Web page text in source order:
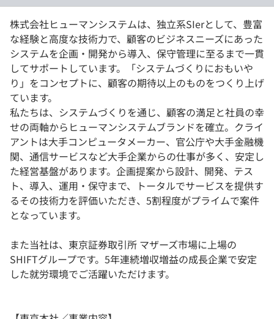
法人向けプラン
学校向けプラン
契約内容・クーポン
株式会社ヒューマンシステムは、独立系SIerとして、豊富
な経験と高度な技術力で、顧客のビジネスニーズにあった
システムを企画・開発から導入、保守管理に至るまで一貫
してサポートしています。「システムづくりにおもいや
り」をコンセプトに、顧客の期待以上のものをつくり上げ
ています。
私たちは、システムづくりを通じ、顧客の満足と社員の幸
せの両軸からヒューマンシステムブランドを確立。クライ
アントは大手コンピュータメーカー、官公庁や大手金融機
関、通信サービスなど大手企業からの仕事が多く、安定し
た経営基盤があります。企画提案から設計、開発、テス
ト、導入、運用・保守まで、トータルでサービスを提供す
るその技術力を評価いただき、5割程度がプライムで案件
となっています。
また当社は、東京証券取引所 マザーズ市場に上場の
SHIFTグループです。5年連続増収増益の成長企業で安定
した就労環境でご活躍いただけます。